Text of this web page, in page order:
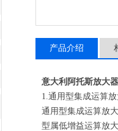
产品介绍
意大利阿托斯放大
1.通用型集成运算
通用型集成运算放
型属低增益运算放